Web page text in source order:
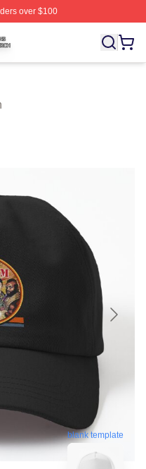
over $100
Licensed The A Team
blank template